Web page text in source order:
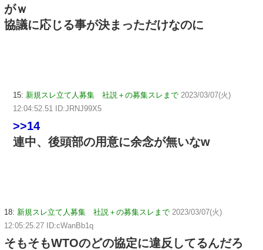
がｗ
協議に応じる事が決まっただけなのに
15: 新規スレ立て人募集 社説＋の募集スレまで 2023/03/07(火)
12:04:52.51 ID:JRNJ99X5
>>14
連中、後頭部の用意に余念が無いなw
18: 新規スレ立て人募集 社説＋の募集スレまで 2023/03/07(火)
12:05:25.27 ID:cWanBb1q
そもそもWTOのどの協定に違反してるんだろ